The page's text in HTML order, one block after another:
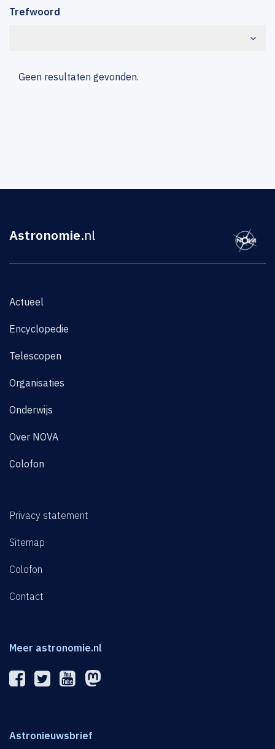
Trefwoord
Geen resultaten gevonden.
Astronomie.nl
Actueel
Encyclopedie
Telescopen
Organisaties
Onderwijs
Over NOVA
Colofon
Privacy statement
Sitemap
Colofon
Contact
Meer astronomie.nl
Astronieuwsbrief